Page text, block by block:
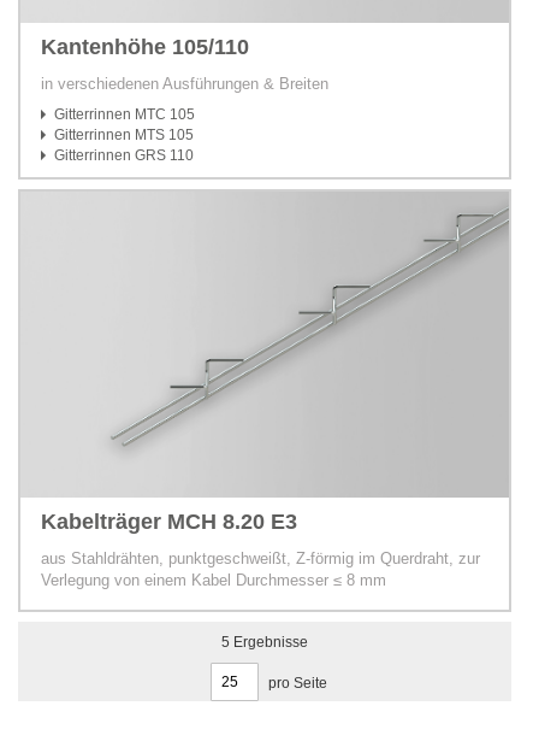
Kantenhöhe 105/110
in verschiedenen Ausführungen & Breiten
Gitterrinnen MTC 105
Gitterrinnen MTS 105
Gitterrinnen GRS 110
Kabelträger MCH 8.20 E3
aus Stahldrähten, punktgeschweißt, Z-förmig im Querdraht, zur
Verlegung von einem Kabel Durchmesser ≤ 8 mm
5 Ergebnisse
pro Seite